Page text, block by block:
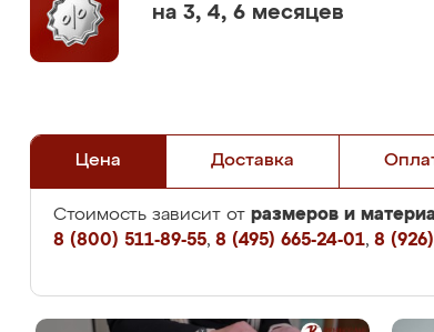
на 3, 4, 6 месяцев
Цена Доставка
Стоимость зависит от размеров и
8 (800) 511-89-55, 8 (495) 665-24-01, 8